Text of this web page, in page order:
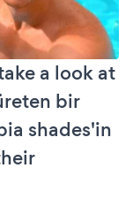
a look at
bir
shades'in